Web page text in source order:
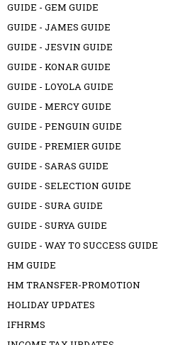
GUIDE - GEM GUIDE
GUIDE - JAMES GUIDE
GUIDE - JESVIN GUIDE
GUIDE - KONAR GUIDE
GUIDE - LOYOLA GUIDE
GUIDE - MERCY GUIDE
GUIDE - PENGUIN GUIDE
GUIDE - PREMIER GUIDE
GUIDE - SARAS GUIDE
GUIDE - SELECTION GUIDE
GUIDE - SURA GUIDE
GUIDE - SURYA GUIDE
GUIDE - WAY TO SUCCESS GUIDE
HM GUIDE
HM TRANSFER-PROMOTION
HOLIDAY UPDATES
IFHRMS